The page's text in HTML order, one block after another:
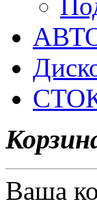
Ваша